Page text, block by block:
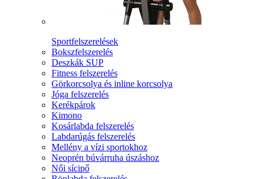
Sportfelszerelések
Bokszfelszerelés
Deszkák SUP
Fitness felszerelés
Görkorcsolya és inline korcsolya
Jóga felszerelés
Kerékpárok
Kimono
Kosárlabda felszerelés
Labdarúgás felszerelés
Mellény a vízi sportokhoz
Neoprén búvárruha úszáshoz
Női sícipő